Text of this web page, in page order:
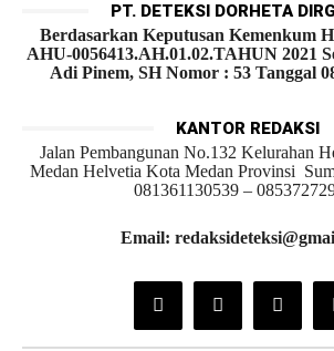
PT. DETEKSI DORHETA
Berdasarkan Keputusan Kemenkum
AHU-0056413.AH.01.02.TAHUN 2021
Adi Pinem, SH Nomor : 53 Tanggal
KANTOR REDAKSI
Jalan Pembangunan No.132 Kelurahan
Medan Helvetia Kota Medan Provinsi
081361130539 –
Email: